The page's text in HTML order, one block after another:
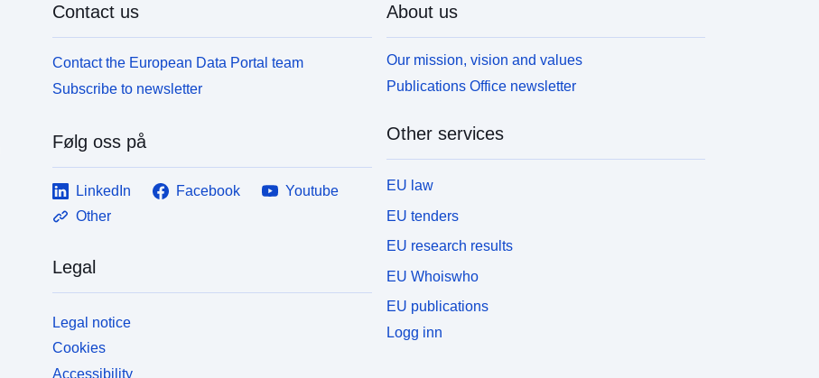
Contact us
Contact the European Data Portal team
Subscribe to newsletter
Følg oss på
LinkedIn Facebook
Youtube
Other
Legal
Legal notice
Cookies
Accessibility
About us
Our mission, vision and values
Publications Office newsletter
Other services
EU law
EU tenders
EU research results
EU Whoiswho
EU publications
Logg inn